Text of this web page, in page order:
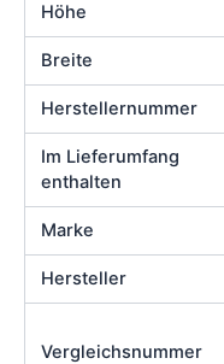
Höhe
Breite
Herstellernummer
Im Lieferumfang
enthalten
Marke
Hersteller
Vergleichsnummer